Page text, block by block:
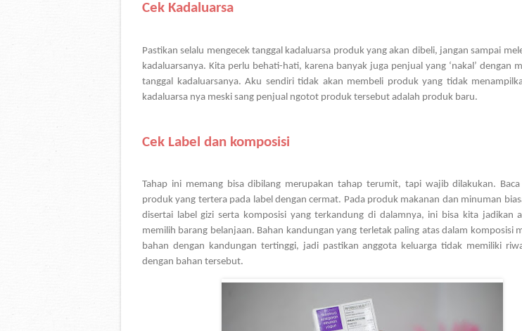
Cek Kadaluarsa
Pastikan selalu mengecek tanggal kadaluarsa produk yang akan dibeli, jangan sampai
kadaluarsanya. Kita perlu behati-hati, karena banyak juga penjual yang ‘nakal’ dengan
tanggal kadaluarsanya. Aku sendiri tidak akan membeli produk yang tidak
kadaluarsa nya meski sang penjual ngotot produk tersebut adalah produk baru.
Cek Label dan komposisi
Tahap ini memang bisa dibilang merupakan tahap terumit, tapi wajib dilakukan.
produk yang tertera pada label dengan cermat. Pada produk makanan dan minuman
disertai label gizi serta komposisi yang terkandung di dalamnya, ini bisa kita jadikan
memilih barang belanjaan. Bahan kandungan yang terletak paling atas dalam komposisi
bahan dengan kandungan tertinggi, jadi pastikan anggota keluarga tidak memiliki
dengan bahan tersebut.